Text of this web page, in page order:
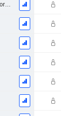
Total des revenus (tels que rapportés)